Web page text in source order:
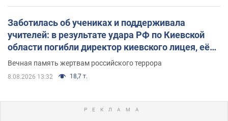
Заботилась об учениках и поддерживала
учителей: в результате удара РФ по Киевской
области погибли директор киевского лицея, её
муж и внук
Вечная память жертвам российского террора
8.08.2026 13:32 18,7 т.